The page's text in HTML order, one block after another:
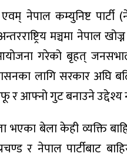
नेपाल कम्युनिष्ट
मञ्चमा नेपाल
गरेको बृहत्
लागि सरकार अघि
आफ्नो गुट बनाउने उद्देश्य
भएका बेला केही व्यक्ति
र नेपाल पार्टीबाट